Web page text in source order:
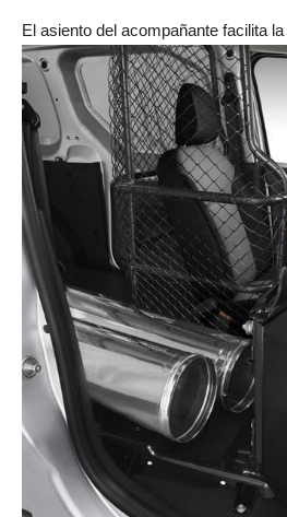
El asiento del acompañante facilita